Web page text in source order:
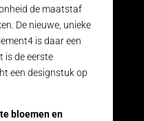
de maatstaf
De nieuwe, unieke
is daar een
is de eerste
een designstuk op
bloemen en